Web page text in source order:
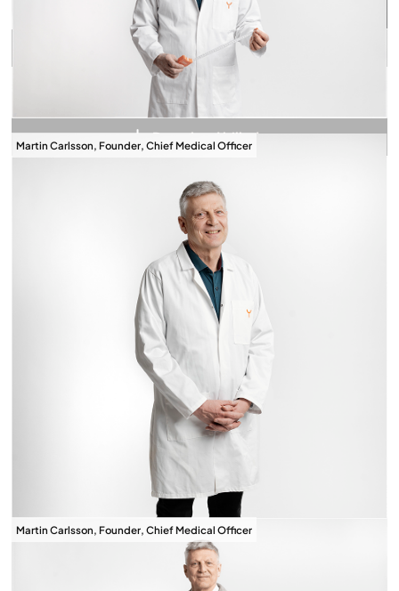
Download billede
Download billede
Martin Carlsson, Founder, Chief Medical Officer
Martin Carlsson, Founder, Chief Medical Officer